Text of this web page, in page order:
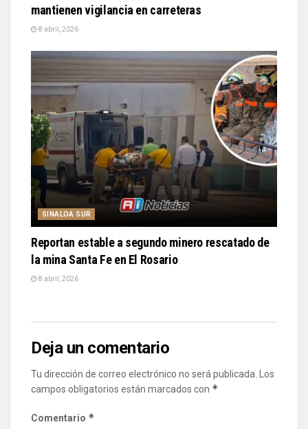
mantienen vigilancia en carreteras
8 abril, 2026
SINALOA SUR
Reportan estable a segundo minero rescatado de
la mina Santa Fe en El Rosario
8 abril, 2026
Deja un comentario
Tu dirección de correo electrónico no será publicada. Los
campos obligatorios están marcados con *
Comentario *